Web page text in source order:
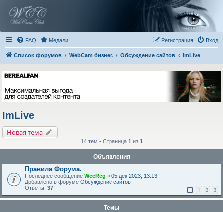
FAQ Медали Вход
Регистрация
Список форумов WebCam бизнес Обсуждение сайтов ImLive
ImLive
Новая тема
14 тем • Страница 1 из 1
Объявления
Правила Форума.
Последнее сообщение WccReg « 05 дек 2023, 13:13
Добавлено в форуме Обсуждение сайтов
Ответы: 37 1 2 3
Темы